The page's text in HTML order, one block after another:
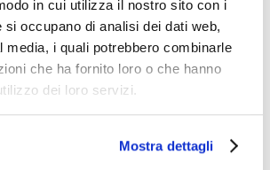
in cui utilizza il nostro sito con i
si occupano di analisi dei dati web,
media, i quali potrebbero combinarle
che ha fornito loro o che hanno
dei loro servizi.
Mostra dettagli